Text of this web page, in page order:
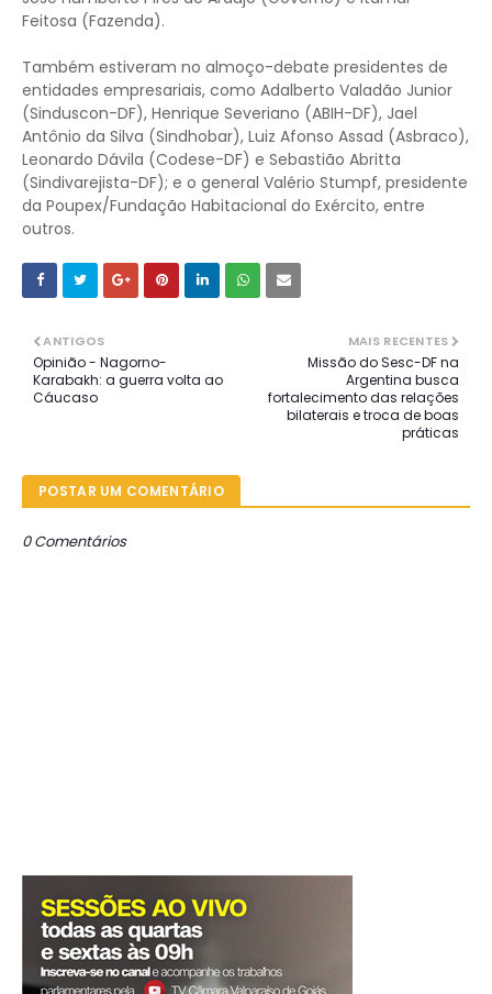
Feitosa (Fazenda).
Também estiveram no almoço-debate presidentes de
entidades empresariais, como Adalberto Valadão Junior
(Sinduscon-DF), Henrique Severiano (ABIH-DF), Jael
Antônio da Silva (Sindhobar), Luiz Afonso Assad (Asbraco),
Leonardo Dávila (Codese-DF) e Sebastião Abritta
(Sindivarejista-DF); e o general Valério Stumpf, presidente
da Poupex/Fundação Habitacional do Exército, entre
outros.
MAIS RECENTES
Missão do Sesc-DF na
Argentina busca
fortalecimento das relações
bilaterais e troca de boas
práticas
ANTIGOS
Opinião - Nagorno-
Karabakh: a guerra volta ao
Cáucaso
POSTAR UM COMENTÁRIO
0 Comentários